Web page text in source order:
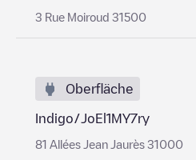
3 Rue Moiroud 31500
Oberfläche
Indigo/JoEl1MY7ry
81 Allées Jean Jaurès 31000